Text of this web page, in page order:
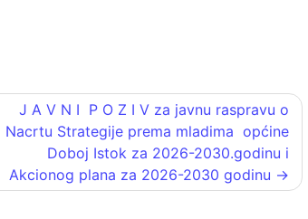
J A V N I P O Z I V za javnu raspravu o
Nacrtu Strategije prema mladima općine
Doboj Istok za 2026-2030.godinu i
Akcionog plana za 2026-2030 godinu